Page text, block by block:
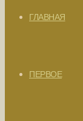
ГЛАВНАЯ
ПЕРВОЕ